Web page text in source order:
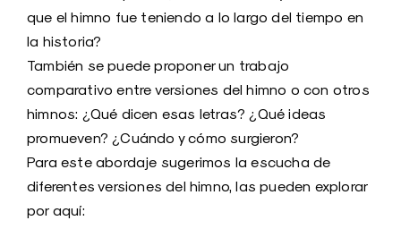
que el himno fue teniendo a lo largo del tiempo en
la historia?
También se puede proponer un trabajo
comparativo entre versiones del himno o con otros
himnos: ¿Qué dicen esas letras? ¿Qué ideas
promueven? ¿Cuándo y cómo surgieron?
Para este abordaje sugerimos la escucha de
diferentes versiones del himno, las pueden explorar
por aquí: